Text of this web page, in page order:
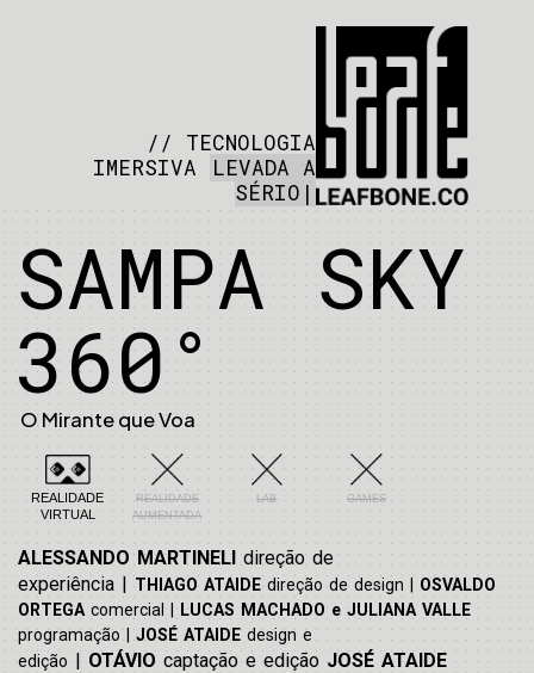
// TECNOLOGIA
IMERSIVA
LEVADA A
SÉRIO
SAMPA SKY
360°
O Mirante que Voa
REALIDADE
VIRTUAL
REALIDADE
AUMENTADA
LAB GAMES
ALESSANDO MARTINELIdireção de
experiência |THIAGO ATAIDEdireção de design | OSVALDO
ORTEGA comercial |LUCAS MACHADO e JULIANA VALLE
programação |JOSÉ ATAIDE design e
edição| OTÁVIO captação e edição JOSÉ ATAIDE